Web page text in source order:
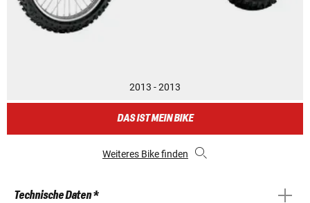
2013 - 2013
DAS IST MEIN BIKE
Weiteres Bike finden
Technische Daten *